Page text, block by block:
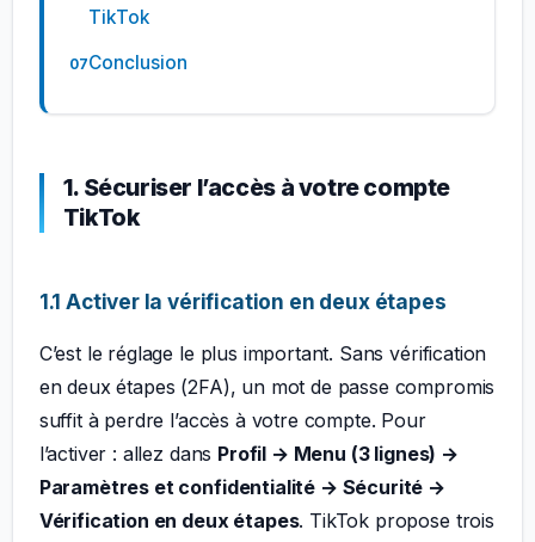
TikTok
Conclusion
1. Sécuriser l’accès à votre compte
TikTok
1.1 Activer la vérification en deux étapes
C’est le réglage le plus important. Sans vérification
en deux étapes (2FA), un mot de passe compromis
suffit à perdre l’accès à votre compte. Pour
l’activer : allez dans Profil → Menu (3 lignes) →
Paramètres et confidentialité → Sécurité →
Vérification en deux étapes. TikTok propose trois